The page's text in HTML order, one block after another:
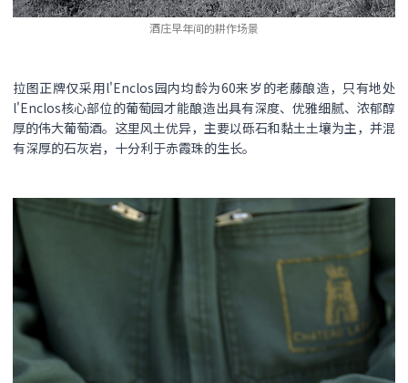
酒庄早年间的耕作场景
拉图正牌仅采用l'Enclos园内均龄为60来岁的老藤酿造，只有地处
l'Enclos核心部位的葡萄园才能酿造出具有深度、优雅细腻、浓郁醇
厚的伟大葡萄酒。这里风土优异，主要以砾石和黏土土壤为主，并混
有深厚的石灰岩，十分利于赤霞珠的生长。